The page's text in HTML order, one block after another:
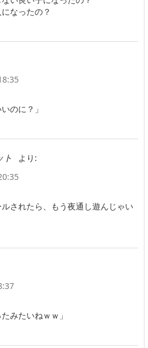
なったの？
のに？」
ト
より:
されたら、もう夜通し遊んじゃい
みたいねｗｗ」